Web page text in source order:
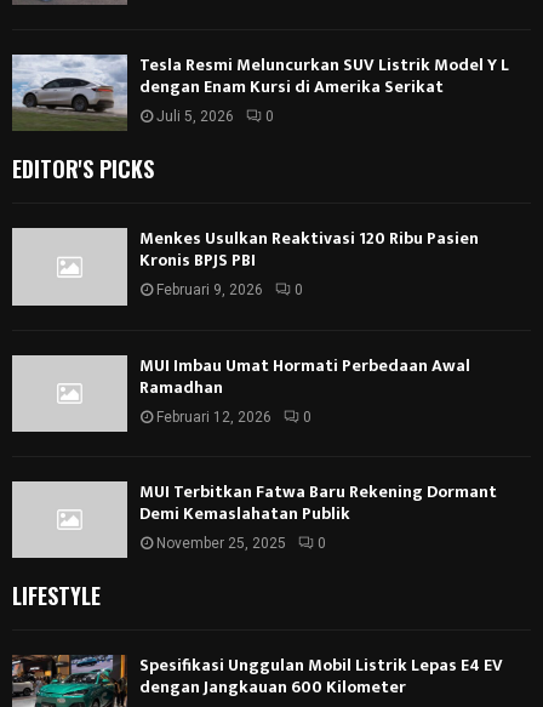
Tesla Resmi Meluncurkan SUV Listrik Model Y L
dengan Enam Kursi di Amerika Serikat
Juli 5, 2026 0
EDITOR'S PICKS
Menkes Usulkan Reaktivasi 120 Ribu Pasien
Kronis BPJS PBI
Februari 9, 2026 0
MUI Imbau Umat Hormati Perbedaan Awal
Ramadhan
Februari 12, 2026 0
MUI Terbitkan Fatwa Baru Rekening Dormant
Demi Kemaslahatan Publik
November 25, 2025 0
LIFESTYLE
Spesifikasi Unggulan Mobil Listrik Lepas E4 EV
dengan Jangkauan 600 Kilometer